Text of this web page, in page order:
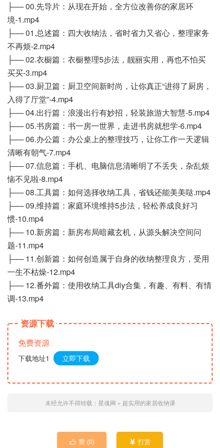
├── 00.先导片：从现在开始，全方位改善你的家居环
境-1.mp4
├── 01.总述篇：四大收纳法，省时省力又省心，整理家务
不再烦-2.mp4
├── 02.衣橱篇：衣橱整理5步法，靓丽实用，再也不怕买
买买-3.mp4
├── 03.厨卫篇：厨卫空间新时尚，让你真正“进得了厨房，
入得了厅堂”-4.mp4
├── 04.出行篇：浪漫出行有妙招，轻装旅游大智慧-5.mp4
├── 05.书房篇：书一房一世界，走进书房就想学-6.mp4
├── 06.办公篇：办公桌上的整理技巧，让你工作一天逻辑
清晰有朝气-7.mp4
├── 07.信息篇：手机、电脑信息清晰明了不丢失，杂乱烦
恼不见啦-8.mp4
├── 08.工具篇：如何选择收纳工具，省钱还能美美哒.mp4
├── 09.维持篇：家庭环境维持5步法，轻松养成良好习
惯-10.mp4
├── 10.新房篇：新房布局暗藏玄机，从源头解决空间问
题-11.mp4
├── 11.创新篇：如何创造属于自身的收纳整理良方，受用
一生不枯燥-12.mp4
├── 12.番外篇：使用收纳工具diy合集，有趣、有料、有情
调-13.mp4
资源下载
免费资源
下载地址1 立即下载
未经允许不得转载： 星魂网 » 超实用的家居收纳课
 赞 (0)  打赏